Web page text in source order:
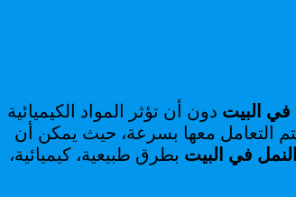
البيت دون أن تؤثر المواد الكيميائية
التعامل معها بسرعة، حيث يمكن أن
في البيت بطرق طبيعية، كيميائية،